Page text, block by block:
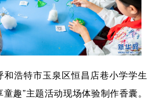
浩特市玉泉区恒昌店巷小学学生
趣”主题活动现场体验制作香囊。